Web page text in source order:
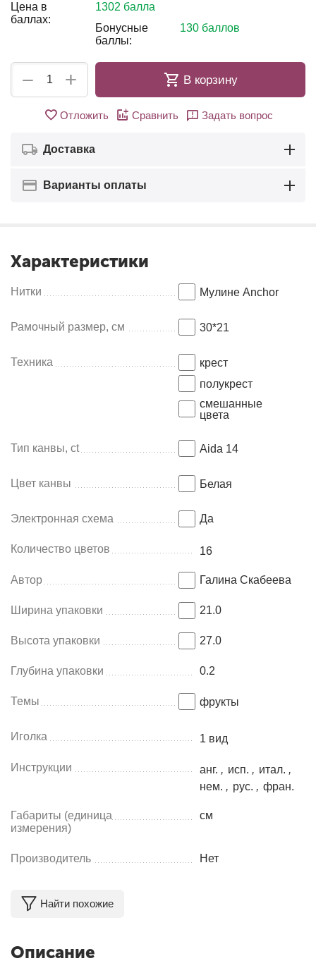
Цена в
баллах:
1302 балла
Бонусные
баллы:
130 баллов
+
− В корзину
Отложить Сравнить Задать вопрос
Доставка
Варианты оплаты
Характеристики
Нитки Мулине Anсhor
Рамочный размер, см 30*21
Техника
крест
полукрест
смешанные
цвета
Тип канвы, ct Aida 14
Цвет канвы Белая
Электронная схема Да
Количество цветов 16
Автор Галина Скабеева
Ширина упаковки 21.0
Высота упаковки 27.0
Глубина упаковки 0.2
Темы фрукты
Иголка 1 вид
Инструкции анг. , исп. , итал. ,
нем. , рус. , фран.
Габариты (единица
измерения)
см
Производитель Нет
Найти похожие
Описание